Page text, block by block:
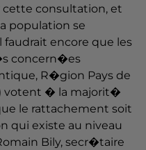
consultation, et
population se
encore que les
concern�es
R�gion Pays de
votent � la majorit�
le rattachement soit
qui existe au niveau
Bily, secr�taire